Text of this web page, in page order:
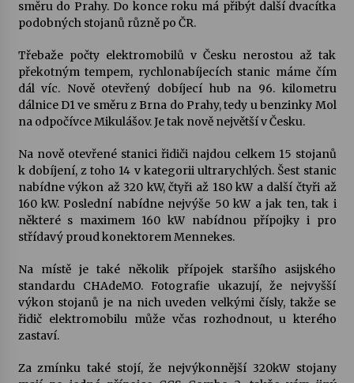
Jenakaši
28. 7. 2026
Votavžatský ploty
23. 7. 2026
22. 7. 2026
17. 7. 2026
Ozvěny prázdnin
14. 7. 2026
odkaz Josefa Čapka
směru do Prahy. Do konce roku má přibýt další dvacítka
podobných stojanů různě po ČR.
Třebaže počty elektromobilů v Česku nerostou až tak
překotným tempem, rychlonabíjecích stanic máme čím
dál víc. Nově otevřený dobíjecí hub na 96. kilometru
dálnice D1 ve směru z Brna do Prahy, tedy u benzinky Mol
na odpočívce Mikulášov. Je tak nově největší v Česku.
Na nově otevřené stanici řidiči najdou celkem 15 stojanů
k dobíjení, z toho 14 v kategorii ultrarychlých. Šest stanic
nabídne výkon až 320 kW, čtyři až 180 kW a další čtyři až
160 kW. Poslední nabídne nejvýše 50 kW a jak ten, tak i
některé s maximem 160 kW nabídnou přípojky i pro
střídavý proud konektorem Mennekes.
Na místě je také několik přípojek staršího asijského
standardu CHAdeMO. Fotografie ukazují, že nejvyšší
výkon stojanů je na nich uveden velkými čísly, takže se
řidič elektromobilu může včas rozhodnout, u kterého
zastaví.
Za zmínku také stojí, že nejvýkonnější 320kW stojany